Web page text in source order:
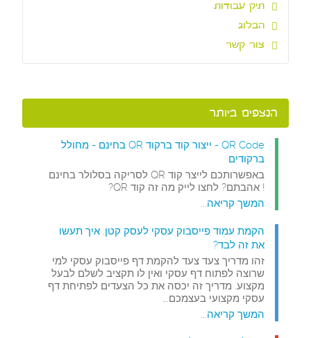
תיק עבודות
הבלוג
צור קשר
הנצפים ביותר
QR Code - ייצור קוד ברקוד QR בחינם - מחולל
ברקודים
באפשרותכם לייצר קוד QR לסריקה בסלולר בחינם
! אהבתם? לחצו לייק מה זה קוד QR?
המשך קריאה...
הקמת עמוד פייסבוק עסקי לעסק קטן. איך תעשו
את זה לבד?
זהו מדריך צעד צעד להקמת דף פייסבוק עסקי למי
שרוצה לפתוח דף עסקי ואין לו תקציב לשלם לבעל
מקצוע. מדריך זה יכסה את כל הצעדים לפתיחת דף
עסקי מקצועי בעצמכם.…
המשך קריאה...